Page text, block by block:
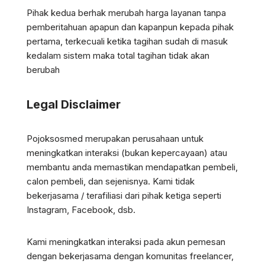
Pihak kedua berhak merubah harga layanan tanpa
pemberitahuan apapun dan kapanpun kepada pihak
pertama, terkecuali ketika tagihan sudah di masuk
kedalam sistem maka total tagihan tidak akan
berubah
Legal Disclaimer
Pojoksosmed merupakan perusahaan untuk
meningkatkan interaksi (bukan kepercayaan) atau
membantu anda memastikan mendapatkan pembeli,
calon pembeli, dan sejenisnya. Kami tidak
bekerjasama / terafiliasi dari pihak ketiga seperti
Instagram, Facebook, dsb.
Kami meningkatkan interaksi pada akun pemesan
dengan bekerjasama dengan komunitas freelancer,